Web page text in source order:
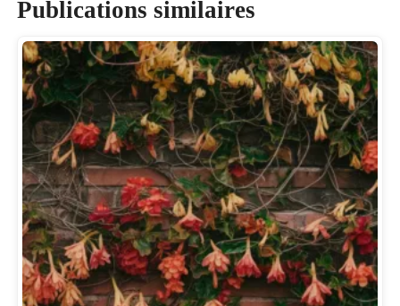
Publications similaires